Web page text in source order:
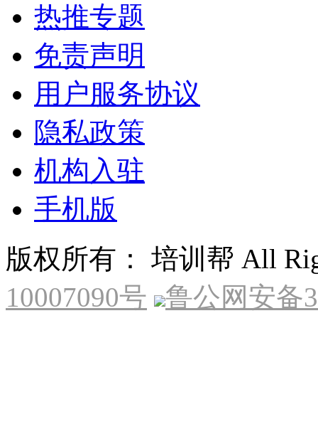
热推专题
免责声明
用户服务协议
隐私政策
机构入驻
手机版
版权所有： 培训帮 All
10007090号
鲁公网安备